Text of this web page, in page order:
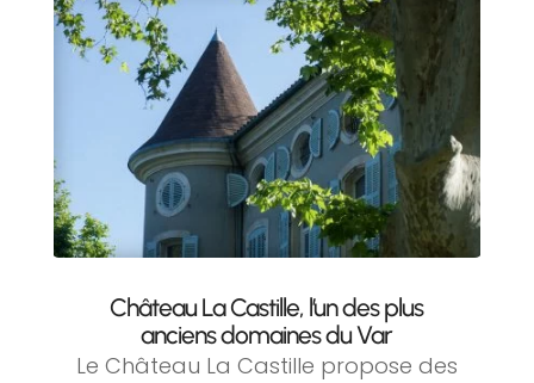
Château La Castille, l’un des plus
anciens domaines du Var
Le Château La Castille propose des